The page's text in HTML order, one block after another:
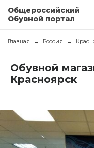
Общероссийский
Обувной портал
Главная Россия
Обувной
Красноярск